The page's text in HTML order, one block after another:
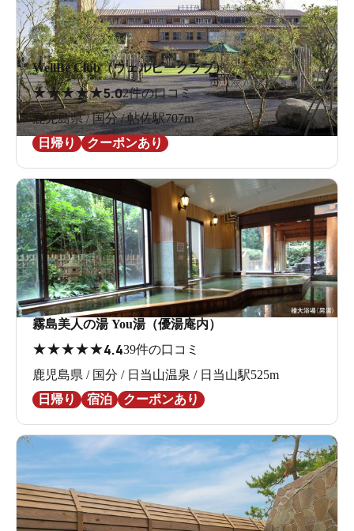
WellBe Club（ウェルビークラブ）
★★★★★5.02件の口コミ
鹿児島県 / 国分 / 帖佐駅707m
日帰り
クーポンあり
霧島美人の湯 You湯（優湯庵内）
★★★★★4.439件の口コミ
鹿児島県 / 国分 / 日当山温泉 / 日当山駅525m
日帰り
宿泊 クーポンあり